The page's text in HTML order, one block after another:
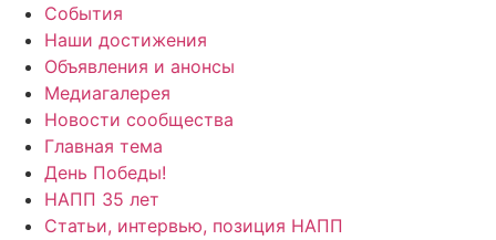
События
Наши достижения
Объявления и анонсы
Медиагалерея
Новости сообщества
Главная тема
День Победы!
НАПП 35 лет
Статьи, интервью, позиция НАПП